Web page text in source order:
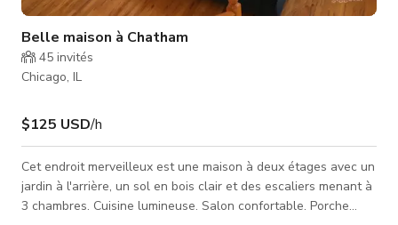
Belle maison à Chatham
45 invités
Chicago, IL
$125 USD/h
Cet endroit merveilleux est une maison à deux étages avec un
jardin à l'arrière, un sol en bois clair et des escaliers menant à
3 chambres. Cuisine lumineuse. Salon confortable. Porche